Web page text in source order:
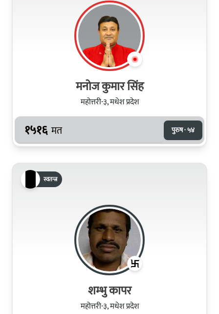
मनोज कुमार सिंह
महोत्तरी-३, मधेश प्रदेश
१५१६ मत पुरुष · ५४
स्वतन्त्र
शम्भु कापर
महोत्तरी-३, मधेश प्रदेश